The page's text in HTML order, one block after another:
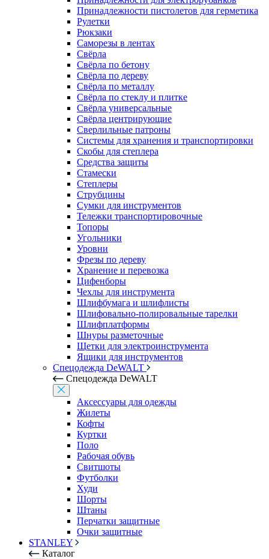
Принадлежности пистолетов для герметика
Рулетки
Рюкзаки
Саморезы в лентах
Свёрла
Свёрла по бетону
Свёрла по дереву
Свёрла по металлу
Свёрла по стеклу и плитке
Свёрла универсальные
Свёрла центрирующие
Сверлильные патроны
Системы для хранения и транспортировки
Скобы для степлера
Средства защиты
Стамески
Степлеры
Струбцины
Сумки для инструментов
Тележки транспортировочные
Топоры
Угольники
Уровни
Фрезы по дереву
Хранение и перевозка
Цифенборы
Чехлы для инструмента
Шлифбумага и шлифлисты
Шлифовально-полировальные тарелки
Шлифплатформы
Шнуры разметочные
Щетки для электроинструмента
Ящики для инструментов
Спецодежда DeWALT
Спецодежда DeWALT
Аксессуары для одежды
Жилеты
Кофты
Куртки
Поло
Рабочая обувь
Свитшоты
Футболки
Худи
Шорты
Штаны
Перчатки защитные
Очки защитные
STANLEY
Каталог